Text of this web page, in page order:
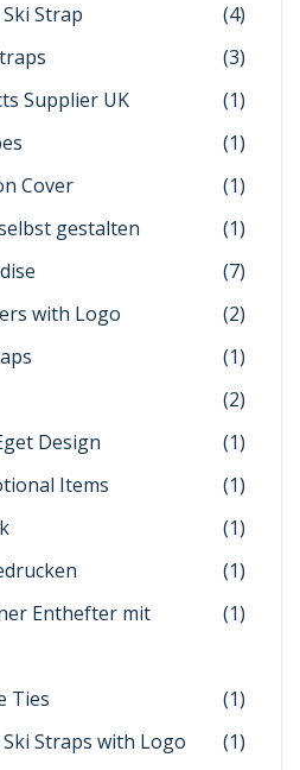
Strap
(4)
(3)
Supplier UK
(1)
(1)
Cover
(1)
gestalten
(1)
(7)
with Logo
(2)
(1)
(2)
Design
(1)
Items
(1)
(1)
(1)
Enthefter mit
(1)
Ties
(1)
Straps with Logo
(1)